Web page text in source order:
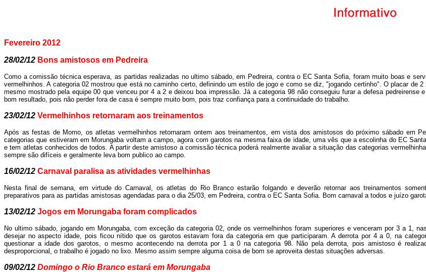
Fevereiro 2012
28/02/12 Bons amistosos em Pedreira
Como a comissão técnica esperava, as partidas realizadas no ultimo sábado, em Pedreira, contra o EC Santa Sofia, foram muito boas e
vermelhinhos. A categoria 02 mostrou que está no caminho certo, definindo um estilo de jogo e como se diz, "jogando certinho". O placar de
mesmo mostrado pela equipe 00 que venceu por 4 a 2 e deixou boa impressão. Já a categoria 98 não conseguiu furar a defesa pedreirense
bom resultado, pois não perder fora de casa é sempre muito bom, pois traz confiança para a continuidade do trabalho.
23/02/12 Vermelhinhos retornaram aos treinamentos
Após as festas de Momo, os atletas vermelhinhos retornaram ontem aos treinamentos, em vista dos amistosos do próximo sábado em
categorias que estiveram em Morungaba voltam a campo, agora com garotos na mesma faixa de idade, uma vês que a escolinha do EC
e tem atletas conhecidos de todos. A partir deste amistoso a comissão técnica poderá realmente avaliar a situação das categorias
sempre são difíceis e geralmente leva bom publico ao campo.
16/02/12 Carnaval paralisa as atividades vermelhinhas
Nesta final de semana, em virtude do Carnaval, os atletas do Rio Branco estarão folgando e deverão retornar aos treinamentos
preparativos para as partidas amistosas agendadas para o dia 25/03, em Pedreira, contra o EC Santa Sofia. Bom carnaval a todos e juízo
13/02/12 Jogos em Morungaba foram complicados
No ultimo sábado, jogando em Morungaba, com exceção da categoria 02, onde os vermelhinhos foram superiores e venceram por 3 a 1,
desejar no aspecto idade, pois ficou nítido que os garotos estavam fora da categoria em que participaram. A derrota por 4 a 0, na
questionar a idade dos garotos, o mesmo acontecendo na derrota por 1 a 0 na categoria 98. Não pela derrota, pois amistoso é
desproporcional, o trabalho é jogado no lixo. Mesmo assim sempre alguma coisa de bom se aproveita destas situações adversas.
09/02/12 Domingo o Rio Branco estará em Morungaba